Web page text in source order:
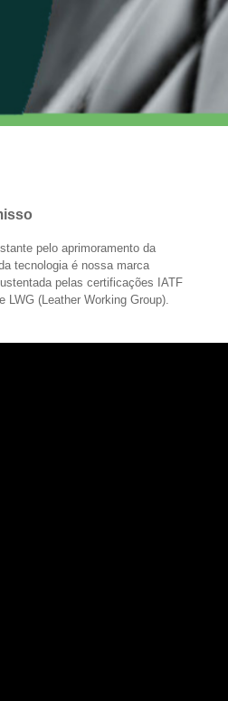
pelo aprimoramento da
tecnologia é nossa marca
pelas certificações IATF
LWG (Leather Working Group).